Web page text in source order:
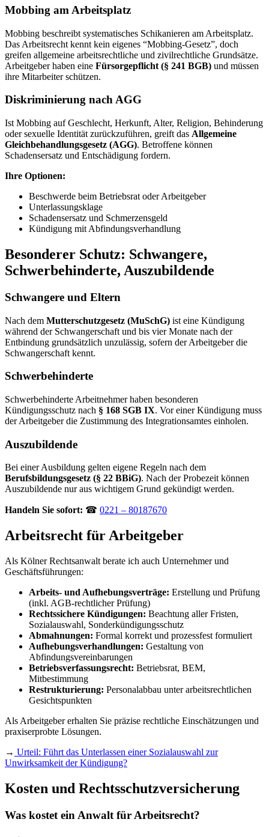
Mobbing am Arbeitsplatz
Mobbing beschreibt systematisches Schikanieren am Arbeitsplatz.
Das Arbeitsrecht kennt kein eigenes “Mobbing-Gesetz”, doch
greifen allgemeine arbeitsrechtliche und zivilrechtliche Grundsätze.
Arbeitgeber haben eine Fürsorgepflicht (§ 241 BGB) und müssen
ihre Mitarbeiter schützen.
Diskriminierung nach AGG
Ist Mobbing auf Geschlecht, Herkunft, Alter, Religion, Behinderung
oder sexuelle Identität zurückzuführen, greift das Allgemeine
Gleichbehandlungsgesetz (AGG). Betroffene können
Schadensersatz und Entschädigung fordern.
Ihre Optionen:
Beschwerde beim Betriebsrat oder Arbeitgeber
Unterlassungsklage
Schadensersatz und Schmerzensgeld
Kündigung mit Abfindungsverhandlung
Besonderer Schutz: Schwangere,
Schwerbehinderte, Auszubildende
Schwangere und Eltern
Nach dem Mutterschutzgesetz (MuSchG) ist eine Kündigung
während der Schwangerschaft und bis vier Monate nach der
Entbindung grundsätzlich unzulässig, sofern der Arbeitgeber die
Schwangerschaft kennt.
Schwerbehinderte
Schwerbehinderte Arbeitnehmer haben besonderen
Kündigungsschutz nach § 168 SGB IX. Vor einer Kündigung muss
der Arbeitgeber die Zustimmung des Integrationsamtes einholen.
Auszubildende
Bei einer Ausbildung gelten eigene Regeln nach dem
Berufsbildungsgesetz (§ 22 BBiG). Nach der Probezeit können
Auszubildende nur aus wichtigem Grund gekündigt werden.
Handeln Sie sofort: ☎ 0221 – 80187670
Arbeitsrecht für Arbeitgeber
Als Kölner Rechtsanwalt berate ich auch Unternehmer und
Geschäftsführungen:
Arbeits- und Aufhebungsverträge: Erstellung und Prüfung
(inkl. AGB-rechtlicher Prüfung)
Rechtssichere Kündigungen: Beachtung aller Fristen,
Sozialauswahl, Sonderkündigungsschutz
Abmahnungen: Formal korrekt und prozessfest formuliert
Aufhebungsverhandlungen: Gestaltung von
Abfindungsvereinbarungen
Betriebsverfassungsrecht: Betriebsrat, BEM,
Mitbestimmung
Restrukturierung: Personalabbau unter arbeitsrechtlichen
Gesichtspunkten
Als Arbeitgeber erhalten Sie präzise rechtliche Einschätzungen und
praxiserprobte Lösungen.
→ Urteil: Führt das Unterlassen einer Sozialauswahl zur
Unwirksamkeit der Kündigung?
Kosten und Rechtsschutzversicherung
Was kostet ein Anwalt für Arbeitsrecht?